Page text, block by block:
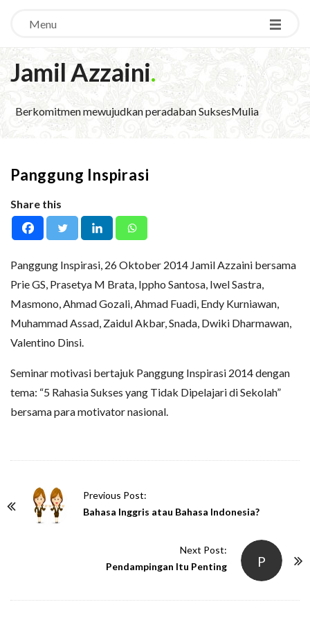
Menu
Jamil Azzaini.
Berkomitmen mewujudkan peradaban SuksesMulia
Panggung Inspirasi
Share this
Panggung Inspirasi, 26 Oktober 2014 Jamil Azzaini bersama
Prie GS, Prasetya M Brata, Ippho Santosa, Iwel Sastra,
Masmono, Ahmad Gozali, Ahmad Fuadi, Endy Kurniawan,
Muhammad Assad, Zaidul Akbar, Snada, Dwiki Dharmawan,
Valentino Dinsi.
Seminar motivasi bertajuk Panggung Inspirasi 2014 dengan
tema: “5 Rahasia Sukses yang Tidak Dipelajari di Sekolah”
bersama para motivator nasional.
Previous Post:
Bahasa Inggris atau Bahasa Indonesia?
P
Next Post:
Pendampingan Itu Penting